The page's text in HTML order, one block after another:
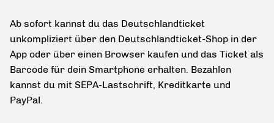
Ab sofort kannst du das Deutschlandticket
unkompliziert über den Deutschlandticket-Shop in der
App oder über einen Browser kaufen und das Ticket als
Barcode für dein Smartphone erhalten. Bezahlen
kannst du mit SEPA-Lastschrift, Kreditkarte und
PayPal.